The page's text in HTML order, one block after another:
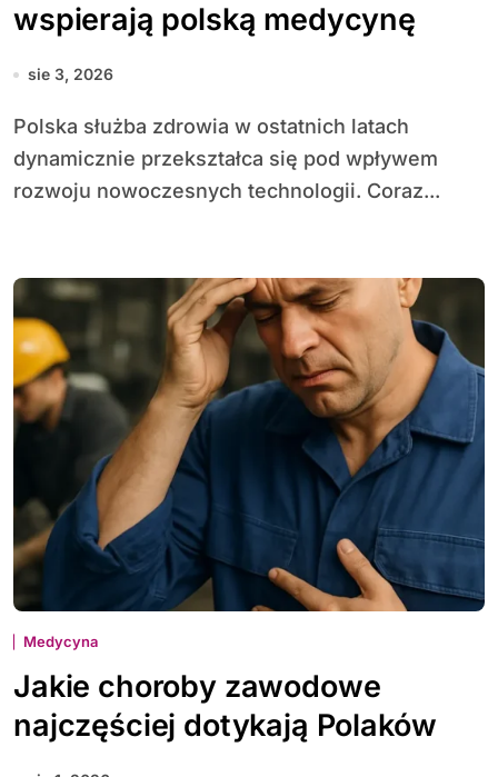
wspierają polską medycynę
sie 3, 2026
Polska służba zdrowia w ostatnich latach
dynamicznie przekształca się pod wpływem
rozwoju nowoczesnych technologii. Coraz...
Medycyna
Jakie choroby zawodowe
najczęściej dotykają Polaków